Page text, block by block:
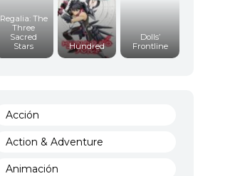
Regalia: The
Three
Sacred
Stars
Hundred
Dolls’
Frontline
Acción
Action & Adventure
Animación